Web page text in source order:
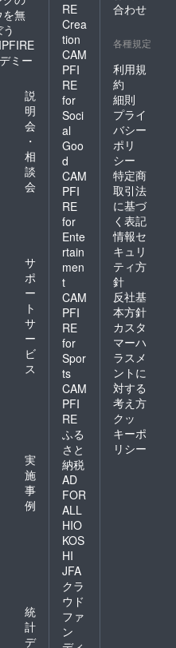
を無
ミー
説
明
会
・
相
談
会
サ
ポ
ー
ト
サ
ー
ビ
ス
実
施
事
例
統
計
デ
RE
Crea
tion
CAM
PFI
RE
for
Soci
al
Goo
d
CAM
PFI
RE
for
Ente
rtain
men
t
CAM
PFI
RE
for
Spor
ts
CAM
PFI
RE
ふる
さと
納税
AD
FOR
ALL
HIO
KOS
HI
JFA
クラ
ウド
ファ
ン
合わせ
各種規定
利用規
約
細則
プライ
バシー
ポリ
シー
特定商
取引法
に基づ
く表記
情報セ
キュリ
ティ方
針
反社基
本方針
カスタ
マーハ
ラスメ
ントに
対する
考え方
クッ
キーポ
リシー